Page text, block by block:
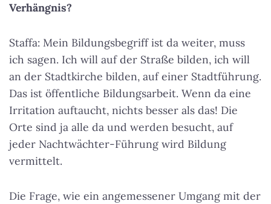
Verhängnis?
Staffa: Mein Bildungsbegriff ist da weiter, muss
ich sagen. Ich will auf der Straße bilden, ich will
an der Stadtkirche bilden, auf einer Stadtführung.
Das ist öffentliche Bildungsarbeit. Wenn da eine
Irritation auftaucht, nichts besser als das! Die
Orte sind ja alle da und werden besucht, auf
jeder Nachtwächter-Führung wird Bildung
vermittelt.
Die Frage, wie ein angemessener Umgang mit der